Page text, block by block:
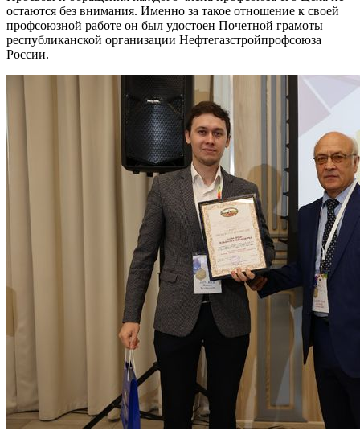
остаются без внимания. Именно за такое отношение к своей
профсоюзной работе он был удостоен Почетной грамоты
республиканской организации Нефтегазстройпрофсоюза
России.